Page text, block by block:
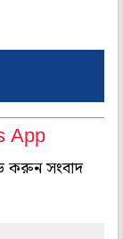
App
করুন সংবাদ